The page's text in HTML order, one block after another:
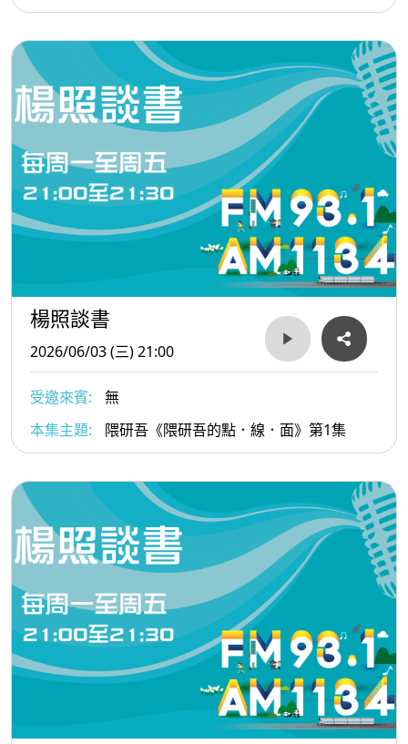
楊照談書
2026/06/03 (三) 21:00
受邀來賓:
無
本集主題:
隈研吾《隈研吾的點．線．面》第1集